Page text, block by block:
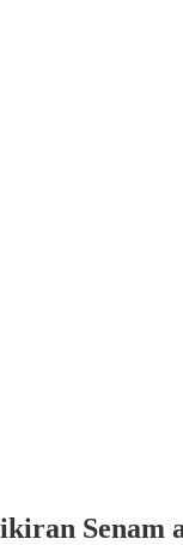
Senam